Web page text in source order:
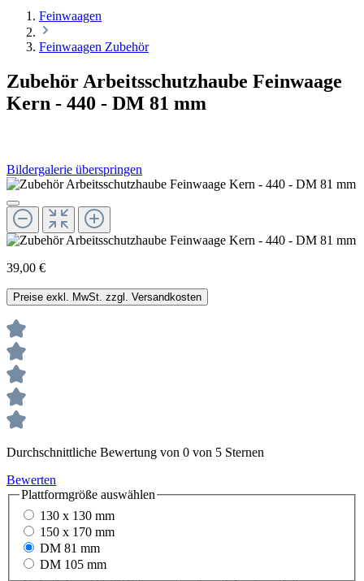
Feinwaagen
Feinwaagen Zubehör
Zubehör Arbeitsschutzhaube Feinwaage
Kern - 440 - DM 81 mm
Bildergalerie überspringen
39,00 €
Preise exkl. MwSt. zzgl. Versandkosten
Durchschnittliche Bewertung von 0 von 5 Sternen
Bewerten
Plattformgröße auswählen
130 x 130 mm
150 x 170 mm
DM 81 mm
DM 105 mm